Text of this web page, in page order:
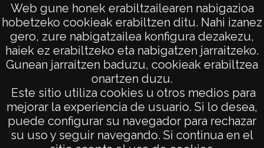
Web gune honek erabiltzailearen nabigazioa
hobetzeko cookieak erabiltzen ditu. Nahi izanez
gero, zure nabigatzailea konfigura dezakezu,
haiek ez erabiltzeko eta nabigatzen jarraitzeko.
Gunean jarraitzen baduzu, cookieak erabiltzea
onartzen duzu.
Este sitio utiliza cookies u otros medios para
mejorar la experiencia de usuario. Si lo desea,
puede configurar su navegador para rechazar
su uso y seguir navegando. Si continua en el
con
AVISO LEGAL
POLÍTICA DE PRIVACIDAD
ACCESIBILIDAD
ATENCIÓN CIUDADANA